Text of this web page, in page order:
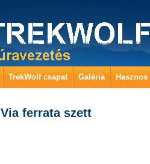
TrekWolf csapat Galéria
Via ferrata szett